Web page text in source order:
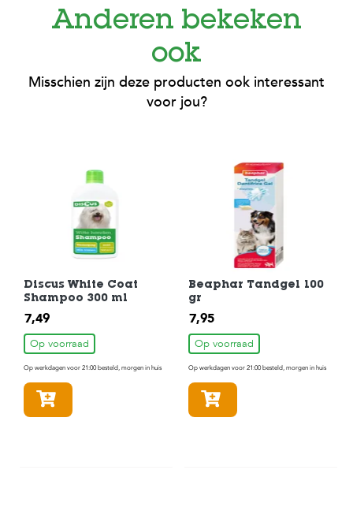
Anderen bekeken
ook
Misschien zijn deze producten ook interessant
voor jou?
Discus White Coat
Shampoo 300 ml
7,49
Op voorraad
Op werkdagen voor 21:00 besteld, morgen in huis
Beaphar Tandgel 100
gr
7,95
Op voorraad
Op werkdagen voor 21:00 besteld, morgen in huis